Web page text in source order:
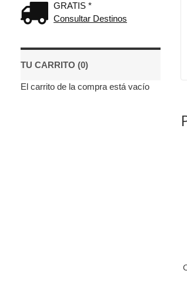
GRATIS *
Consultar Destinos
TU CARRITO (0)
El carrito de la compra está vacío